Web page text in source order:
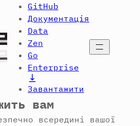
GitHub
Документація
Data
Zen
Go
Enterprise
Завантажити
вам
всередині вашої